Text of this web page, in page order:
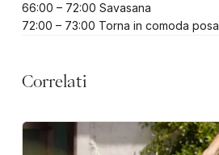
66:00 – 72:00 Savasana
72:00 – 73:00 Torna in comoda posa
Correlati